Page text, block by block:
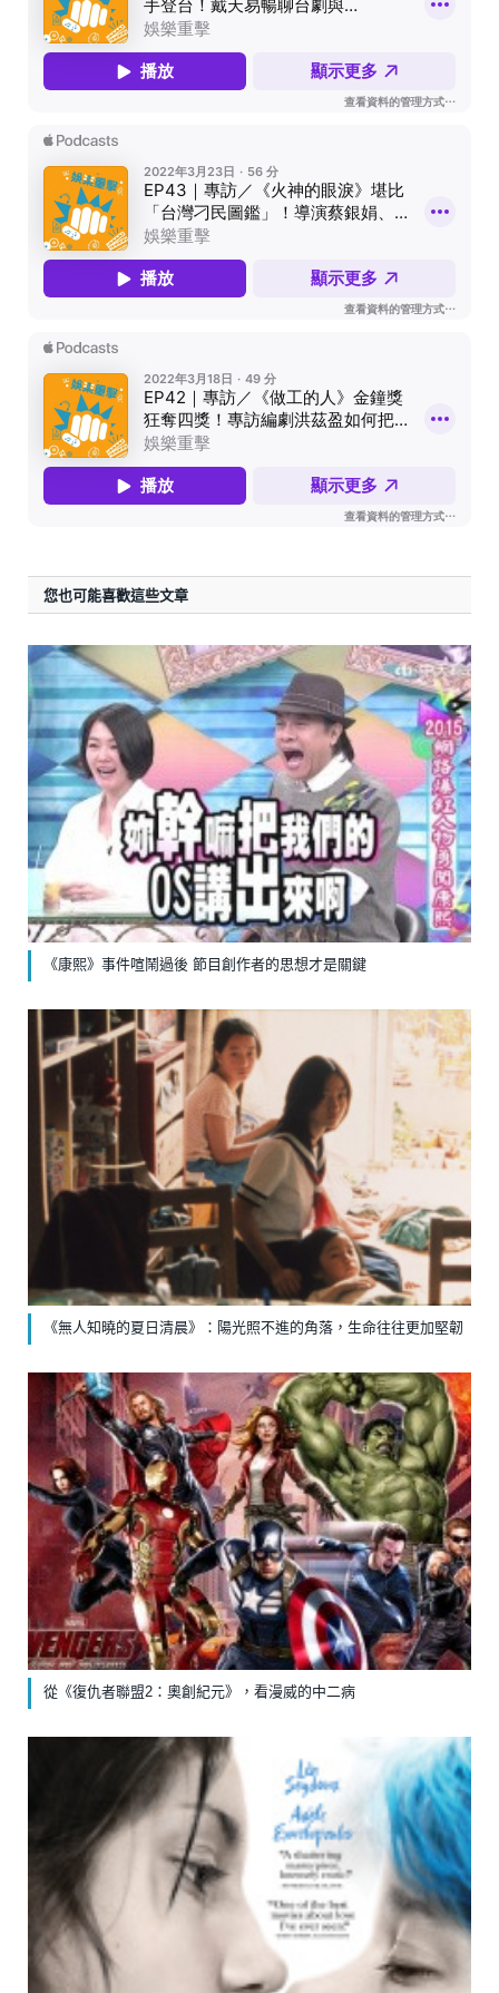
您也可能喜歡這些文章
《康熙》事件喧鬧過後 節目創作者的思想才是關鍵
《無人知曉的夏日清晨》：陽光照不進的角落，生命往往更加堅韌
從《復仇者聯盟2：奧創紀元》，看漫威的中二病